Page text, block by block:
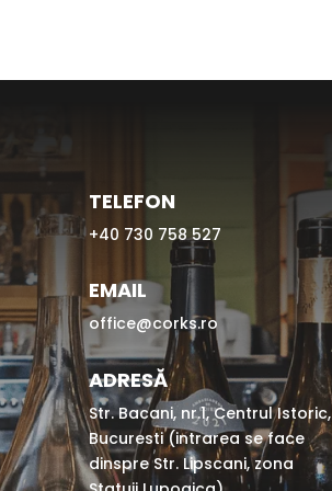
TELEFON
+40 730 758 527
EMAIL
office@corks.ro
ADRESĂ
Str. Bacani, nr.1, Centrul Istoric,
Bucuresti (intrarea se face
dinspre Str. Lipscani, zona